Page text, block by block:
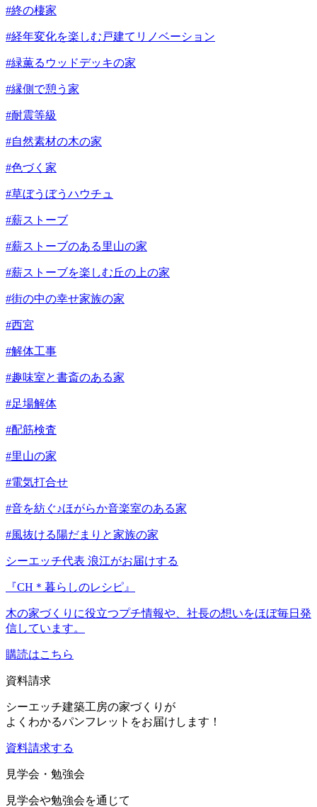
#終の棲家
#経年変化を楽しむ戸建てリノベーション
#緑薫るウッドデッキの家
#縁側で憩う家
#耐震等級
#自然素材の木の家
#色づく家
#草ぼうぼうハウチュ
#薪ストーブ
#薪ストーブのある里山の家
#薪ストーブを楽しむ丘の上の家
#街の中の幸せ家族の家
#西宮
#解体工事
#趣味室と書斎のある家
#足場解体
#配筋検査
#里山の家
#電気打合せ
#音を紡ぐ♪ほがらか音楽室のある家
#風抜ける陽だまりと家族の家
シーエッチ代表 浪江がお届けする
『CH＊暮らしのレシピ』
木の家づくりに役立つプチ情報や、社長の想いをほぼ毎日発
信しています。
購読はこちら
資料請求
シーエッチ建築工房の家づくりが
よくわかるパンフレットをお届けします！
資料請求する
見学会・勉強会
見学会や勉強会を通じて